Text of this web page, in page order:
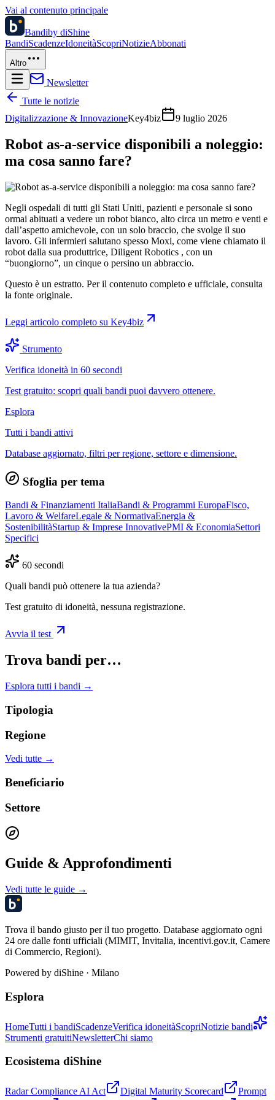
Vai al contenuto principale
Bandiby diShine
BandiScadenzeIdoneitàScopriNotizieAbbonati
Altro
Newsletter
Tutte le notizie
Digitalizzazione & InnovazioneKey4biz 9 luglio 2026
Robot as-a-service disponibili a noleggio:
ma cosa sanno fare?
Negli ospedali di tutti gli Stati Uniti, pazienti e personale si sono
ormai abituati a vedere un robot bianco, alto circa un metro e venti e
dall’aspetto amichevole, con un solo braccio, che svolge il suo
lavoro. Gli infermieri salutano spesso Moxi, come viene chiamato il
robot dalla sua produttrice, Diligent Robotics , con un
“buongiorno”, un cinque o persino un abbraccio.
Questo è un estratto. Per il contenuto completo e ufficiale, consulta
la fonte originale.
Leggi articolo completo su Key4biz
Strumento
Verifica idoneità in 60 secondi
Test gratuito: scopri quali bandi puoi davvero ottenere.
Esplora
Tutti i bandi attivi
Database aggiornato, filtri per regione, settore e dimensione.
Sfoglia per tema
Bandi & Finanziamenti ItaliaBandi & Programmi EuropaFisco,
Lavoro & WelfareLegale & NormativaEnergia &
SostenibilitàStartup & Imprese InnovativePMI & EconomiaSettori
Specifici
60 secondi
Quali bandi può ottenere la tua azienda?
Test gratuito di idoneità, nessuna registrazione.
Avvia il test
Trova bandi per…
Esplora tutti i bandi →
Tipologia
Regione
Vedi tutte →
Beneficiario
Settore
Guide & Approfondimenti
Vedi tutte le guide →
Trova il bando giusto per il tuo progetto. Database aggiornato ogni
24 ore dalle fonti ufficiali (MIMIT, Invitalia, incentivi.gov.it, Camere
di Commercio, Regioni).
Powered by diShine · Milano
Esplora
HomeTutti i bandiScadenzeVerifica idoneitàScopriNotizie bandi
Strumenti gratuitiNewsletterChi siamo
Ecosistema diShine
Radar Compliance AI Act Digital Maturity Scorecard Prompt